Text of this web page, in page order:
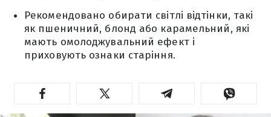
Рекомендовано обирати світлі відтінки, такі
як пшеничний, блонд або карамельний, які
мають омолоджувальний ефект і
приховують ознаки старіння.